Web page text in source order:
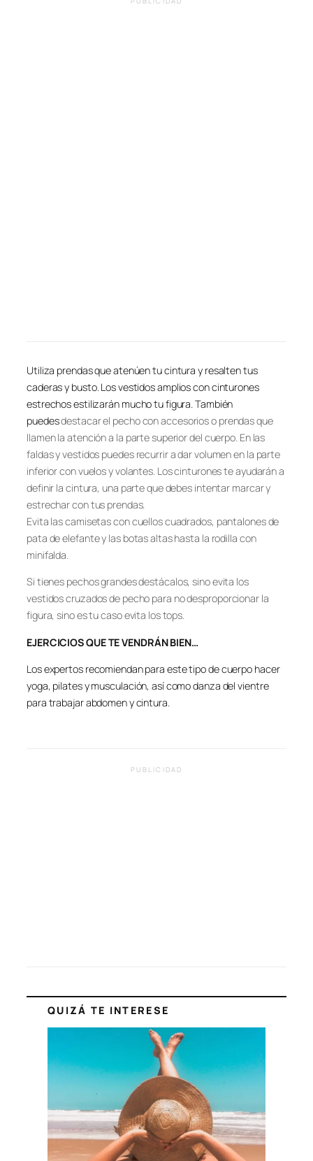
Utiliza prendas que atenúen tu cintura y resalten tus
caderas y busto. Los vestidos amplios con cinturones
estrechos estilizarán mucho tu figura. También
puedesdestacar el pecho con accesorios o prendas que
llamen la atención a la parte superior del cuerpo. En las
faldas y vestidos puedes recurrir a dar volumen en la parte
inferior con vuelos y volantes. Los cinturones te ayudarán a
definir la cintura, una parte que debes intentar marcar y
estrechar con tus prendas.
Evita las camisetas con cuellos cuadrados, pantalones de
pata de elefante y las botas altas hasta la rodilla con
minifalda.
Si tienes pechos grandes destácalos, sino evita los
vestidos cruzados de pecho para no desproporcionar la
figura, sino es tu caso evita los tops.
EJERCICIOS QUE TE VENDRÁN BIEN…
Los expertos recomiendan para este tipo de cuerpo hacer
yoga, pilates y musculación, así como danza del vientre
para trabajar abdomen y cintura.
PUBLICIDAD
QUIZÁ TE INTERESE